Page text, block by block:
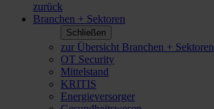
zurück
Branchen + Sektoren
Schließen
zur Übersicht Branchen + Sektoren
OT Security
Mittelstand
KRITIS
Energieversorger